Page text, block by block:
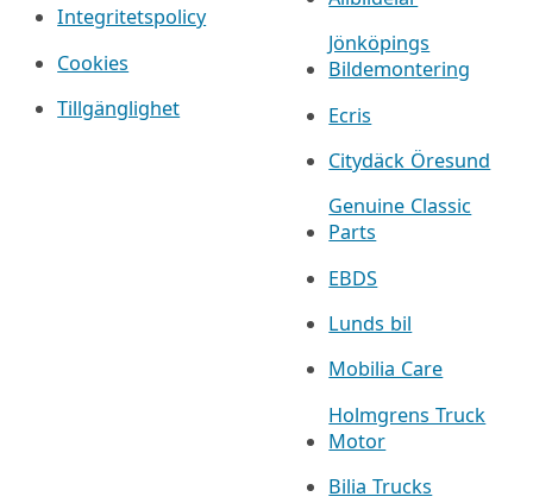
Integritetspolicy
Cookies
Tillgänglighet
Jönköpings
Bildemontering
Ecris
Citydäck Öresund
Genuine Classic
Parts
EBDS
Lunds bil
Mobilia Care
Holmgrens Truck
Motor
Bilia Trucks